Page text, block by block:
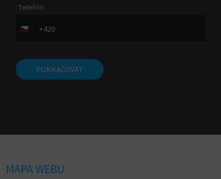
Telefon *
+420
POKRAČOVAT
MAPA WEBU